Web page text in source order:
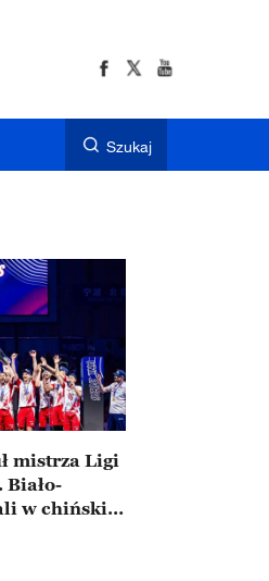
Szukaj
mistrza Ligi
w chińskim